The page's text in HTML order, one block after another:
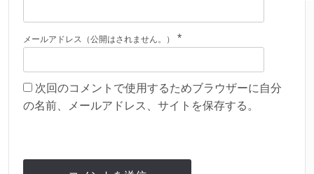
メールアドレス（公開はされません。） *
次回のコメントで使用するためブラウザーに自分
の名前、メールアドレス、サイトを保存する。